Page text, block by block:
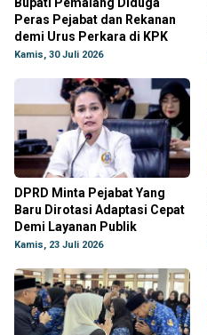
Peras Pejabat dan Rekanan
demi Urus Perkara di KPK
Kamis, 30 Juli 2026
DPRD Minta Pejabat Yang
Baru Dirotasi Adaptasi Cepat
Demi Layanan Publik
Kamis, 23 Juli 2026